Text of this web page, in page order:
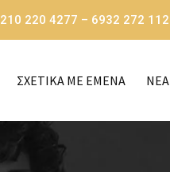
210 220 4277 – 6932 272 112
ΣΧΕΤΙΚΑ ΜΕ ΕΜΕΝΑ NEA